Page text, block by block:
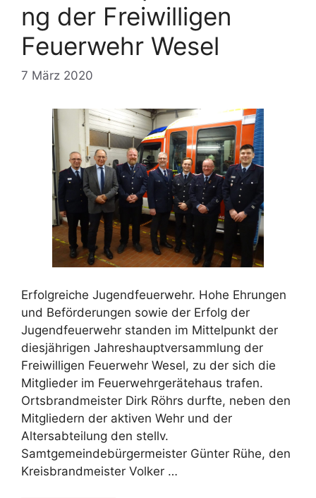
ng der Freiwilligen
Feuerwehr Wesel
7 März 2020
Erfolgreiche Jugendfeuerwehr. Hohe Ehrungen
und Beförderungen sowie der Erfolg der
Jugendfeuerwehr standen im Mittelpunkt der
diesjährigen Jahreshauptversammlung der
Freiwilligen Feuerwehr Wesel, zu der sich die
Mitglieder im Feuerwehrgerätehaus trafen.
Ortsbrandmeister Dirk Röhrs durfte, neben den
Mitgliedern der aktiven Wehr und der
Altersabteilung den stellv.
Samtgemeindebürgermeister Günter Rühe, den
Kreisbrandmeister Volker …